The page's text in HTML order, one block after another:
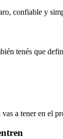
confiable y
tenés que
a tener en el